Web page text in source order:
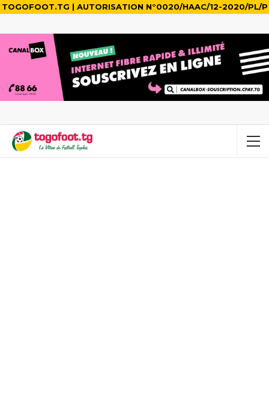
TOGOFOOT.TG | AUTORISATION N°0020/HAAC/12-2020/PL/P